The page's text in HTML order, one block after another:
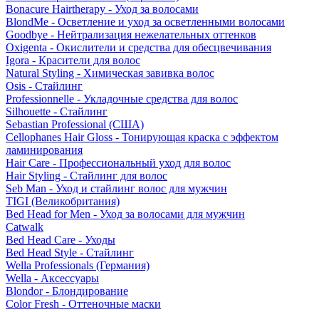
Bonacure Hairtherapy - Уход за волосами
BlondMe - Осветление и уход за осветленными волосами
Goodbye - Нейтрализация нежелательных оттенков
Oxigenta - Окислители и средства для обесцвечивания
Igora - Красители для волос
Natural Styling - Химическая завивка волос
Osis - Стайлинг
Professionnelle - Укладочные средства для волос
Silhouette - Стайлинг
Sebastian Professional (США)
Cellophanes Hair Gloss - Тонирующая краска с эффектом
ламинирования
Hair Care - Профессиональный уход для волос
Hair Styling - Стайлинг для волос
Seb Man - Уход и стайлинг волос для мужчин
TIGI (Великобритания)
Bed Head for Men - Уход за волосами для мужчин
Catwalk
Bed Head Care - Уходы
Bed Head Style - Стайлинг
Wella Professionals (Германия)
Wella - Аксессуары
Blondor - Блондирование
Color Fresh - Оттеночные маски